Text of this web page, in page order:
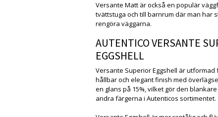
Versante Matt är också en populär
tvättstuga och till barnrum där man har
rengöra väggarna.
AUTENTICO VERSANTE
EGGSHELL
Versante Superior Eggshell är utformad
hållbar och elegant finish med
en glans på 15%, vilket gör den
andra färgerna i Autenticos sortimentet.